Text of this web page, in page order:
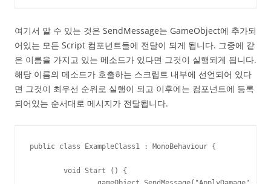
여기서 알 수 있는 것은 SendMessage는 GameObject에 추가되
어있는 모든 Script 컴포넌트들에 전달이 되게 됩니다. 그중에 같
은 이름을 가지고 있는 메소드가 있다면 그것이 실행되게 됩니다.
해당 이름의 메소드가 호출하는 스크립트 내부에 선언되어 있다
면 그것이 최우선 순위로 실행이 되고 이후에는 컴포넌트에 등록
되어있는 순서대로 메시지가 전달됩니다.
public class ExampleClass1 : MonoBehaviour {